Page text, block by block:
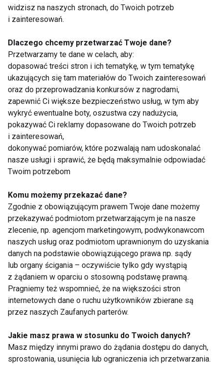
Najlepsza
skuteczna i
bezpieczna
cytologia
Badaj się i bądź
zdrowa!
Zespół
jajników
Wizyta u ginekologa
ginekologiczne i
cytologia
ginekologiczne i
cytologia
widzisz na naszych stronach, do Twoich potrzeb
i zainteresowań.
Dlaczego chcemy przetwarzać Twoje dane?
Przetwarzamy te dane w celach, aby:
dopasować treści stron i ich tematykę, w tym tematykę
ukazujących się tam materiałów do Twoich zainteresowań
oraz do przeprowadzania konkursów z nagrodami,
zapewnić Ci większe bezpieczeństwo usług, w tym aby
wykryć ewentualne boty, oszustwa czy nadużycia,
pokazywać Ci reklamy dopasowane do Twoich potrzeb
i zainteresowań,
dokonywać pomiarów, które pozwalają nam udoskonalać
nasze usługi i sprawić, że będą maksymalnie odpowiadać
Twoim potrzebom
Komu możemy przekazać dane?
Zgodnie z obowiązującym prawem Twoje dane możemy
przekazywać podmiotom przetwarzającym je na nasze
zlecenie, np. agencjom marketingowym, podwykonawcom
naszych usług oraz podmiotom uprawnionym do uzyskania
danych na podstawie obowiązującego prawa np. sądy
lub organy ścigania – oczywiście tylko gdy wystąpią
z żądaniem w oparciu o stosowną podstawę prawną.
Pragniemy też wspomnieć, że na większości stron
internetowych dane o ruchu użytkowników zbierane są
przez naszych Zaufanych parterów.
Jakie masz prawa w stosunku do Twoich danych?
Masz między innymi prawo do żądania dostępu do danych,
sprostowania, usunięcia lub ograniczenia ich przetwarzania.